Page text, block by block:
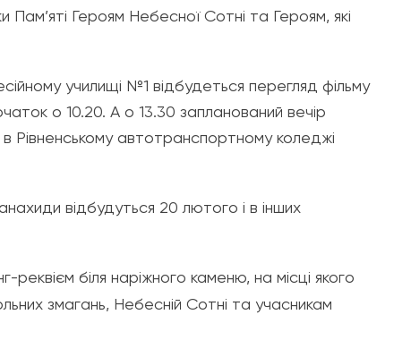
Пам’яті Героям Небесної Сотні та Героям, які
училищі №1 відбудеться перегляд фільму
о 10.20. А о 13.30 запланований вечір
Рівненському автотранспортному коледжі
відбудуться 20 лютого і в інших
реквієм біля наріжного каменю, на місці якого
змагань, Небесній Сотні та учасникам